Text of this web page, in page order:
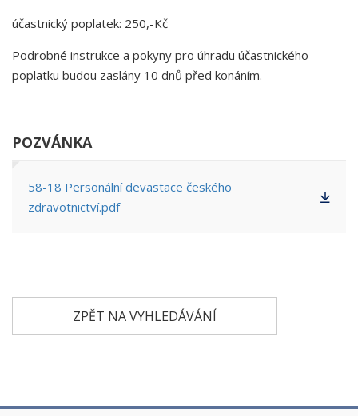
účastnický poplatek: 250,-Kč
Podrobné instrukce a pokyny pro úhradu účastnického
poplatku budou zaslány 10 dnů před konáním.
POZVÁNKA
58-18 Personální devastace českého
zdravotnictví.pdf
ZPĚT NA VYHLEDÁVÁNÍ